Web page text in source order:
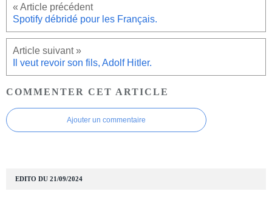
Spotify débridé pour les Français.
Il veut revoir son fils, Adolf Hitler.
COMMENTER CET ARTICLE
Ajouter un commentaire
EDITO DU 21/09/2024